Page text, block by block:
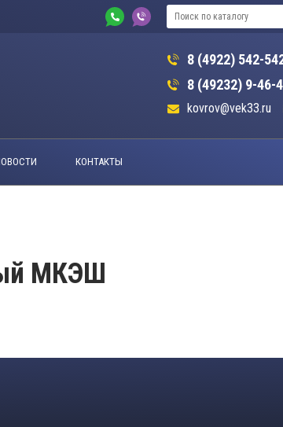
8 (4922) 542-
8 (49232) 9-46-
kovrov@vek33.ru
КОНТАКТЫ
МКЭШ